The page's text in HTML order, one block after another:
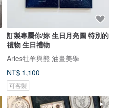
訂製專屬你/妳 生日月亮圖 特別的
禮物 生日禮物
Aries牡羊與熊 油畫美學
NT$ 1,100
可客製